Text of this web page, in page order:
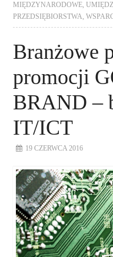
MIĘDZYNARODOWE,
PRZEDSIĘBIORSTWA,
Branżowe
promocji
BRAND –
IT/ICT
19 CZERWCA 2016